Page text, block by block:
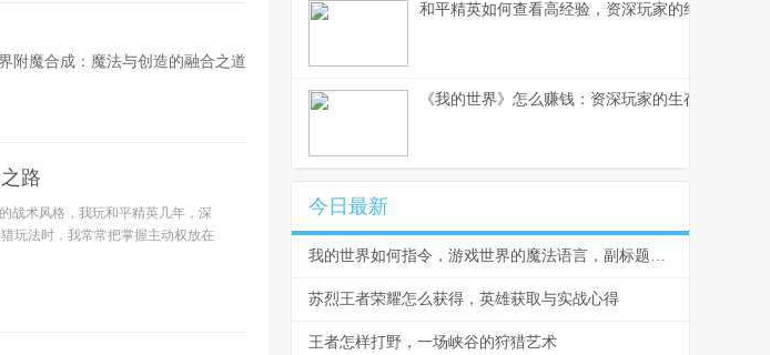
附魔合成：魔法与创造的融合之道
路
战术风格，我玩和平精英几年，深
玩法时，我常常把掌握主动权放在
和平精英如何查看高经验，资深玩家的经验洞察之
《我的世界》怎么赚钱：资深玩家的生存与致富之
今日最新
我的世界如何指令，游戏世界的魔法语言，副标题为资深玩家必备的创造指南
苏烈王者荣耀怎么获得，英雄获取与实战心得
王者怎样打野，一场峡谷的狩猎艺术